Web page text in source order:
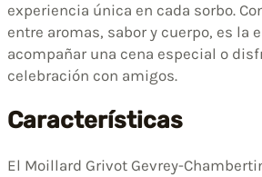
experiencia única en cada sorbo.
entre aromas, sabor y cuerpo, es la
acompañar una cena especial o
celebración con amigos.
Características
El Moillard Grivot Gevrey-